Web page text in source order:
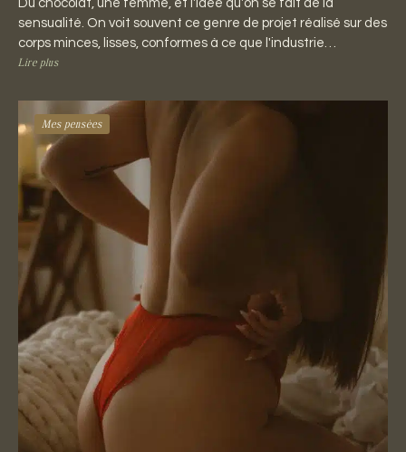
Du chocolat, une femme, et l'idée qu'on se fait de la
sensualité. On voit souvent ce genre de projet réalisé sur des
corps minces, lisses, conformes à ce que l'industrie…
Lire plus
Mes pensées